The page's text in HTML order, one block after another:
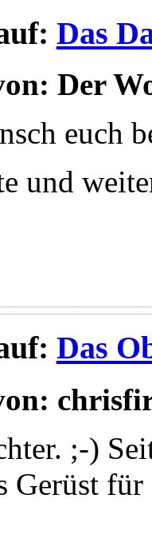
Das
Der
euch
und
Das
;-)
Gerüst